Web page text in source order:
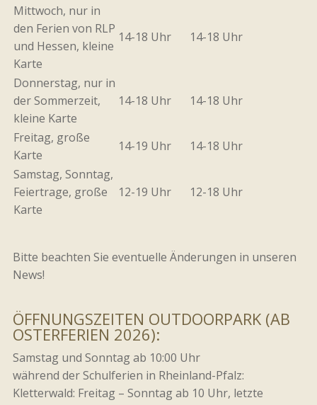
Mittwoch, nur in
den Ferien von RLP
und Hessen, kleine
Karte
14-18 Uhr 14-18 Uhr
Donnerstag, nur in
der Sommerzeit,
kleine Karte
14-18 Uhr 14-18 Uhr
Freitag, große
Karte
14-19 Uhr
14-18 Uhr
Samstag, Sonntag,
Feiertrage, große
Karte
12-19 Uhr 12-18 Uhr
Bitte beachten Sie eventuelle Änderungen in unseren
News!
ÖFFNUNGSZEITEN OUTDOORPARK (AB
OSTERFERIEN 2026):
Samstag und Sonntag ab 10:00 Uhr
während der Schulferien in Rheinland-Pfalz:
Kletterwald: Freitag – Sonntag ab 10 Uhr, letzte